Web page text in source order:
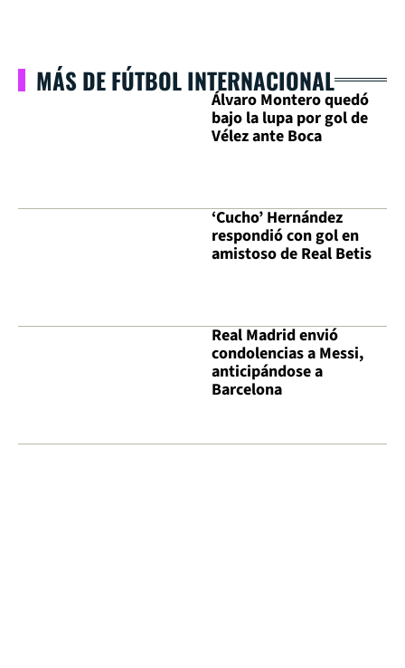
MÁS DE FÚTBOL INTERNACIONAL
Álvaro Montero quedó
bajo la lupa por gol de
Vélez ante Boca
‘Cucho’ Hernández
respondió con gol en
amistoso de Real Betis
Real Madrid envió
condolencias a Messi,
anticipándose a
Barcelona